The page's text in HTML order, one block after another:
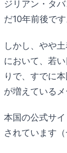
ジリアン・タ
だ10年前後です
しかし、やや
において、若
りで、すでに
が増えているメ
本国の公式サ
されています（